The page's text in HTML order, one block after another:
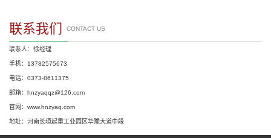
联系我们 CONTACT US
联系人：徐经理
手机：13782575673
电话：0373-8611375
邮箱：hnzyaqqz@126.com
官网：www.hnzyaq.com
地址：河南长垣起重工业园区华豫大道中段